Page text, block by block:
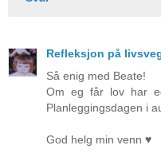
Refleksjon på
Så enig med Beate!
Om eg får lov har
Planleggingsdagen i
God helg min venn ♥